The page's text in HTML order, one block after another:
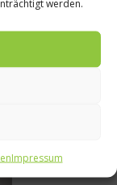
werden.
Impressum